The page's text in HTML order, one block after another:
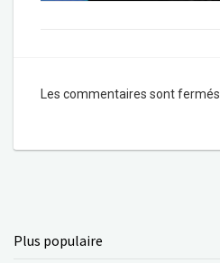
Les commentaires sont fermés
Plus populaire